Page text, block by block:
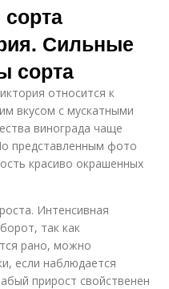
Сильные
сорта
относится к
вкусом с мускатными
винограда чаще
представленным фото
красиво окрашенных
Интенсивная
так как
рано, можно
если наблюдается
прирост свойственен